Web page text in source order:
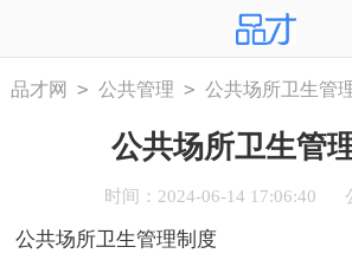
品才网 > 公共管理 > 公共场所卫生管
公共场所卫生管
时间：2024-06-14 17:06:40
公共场所卫生管理制度